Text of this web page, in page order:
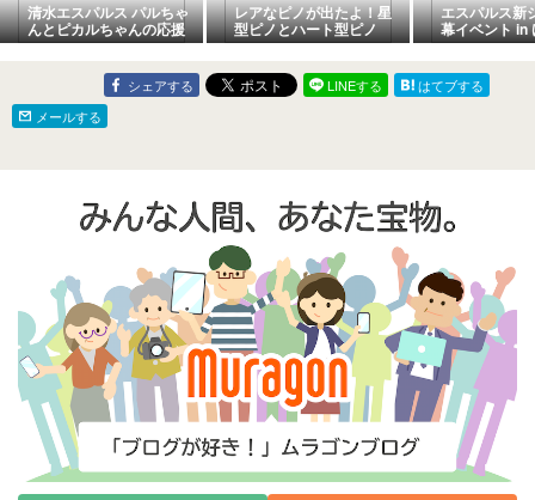
清水エスパルス パルちゃ
んとピカルちゃんの応援
ドリンク HUBアスティ静
岡店
レアなピノが出たよ！星
型ピノとハート型ピノ
エスパルス新
幕イベント in
パルちゃん
ココにもエス
シェアする LINEする
はてブする
メールする